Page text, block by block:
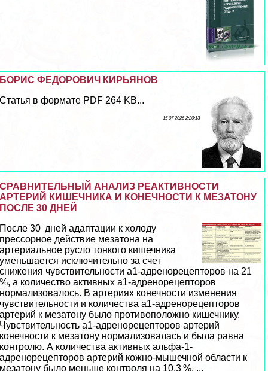
БОРИС ФЕДОРОВИЧ КИРЬЯНОВ
Статья в формате PDF 264 KB...
15 07 2026 2:20:13
СРАВНИТЕЛЬНЫЙ АНАЛИЗ РЕАКТИВНОСТИ
АРТЕРИЙ КИШЕЧНИКА И КОНЕЧНОСТИ К МЕЗАТОНУ
ПОСЛЕ 30 ДНЕЙ
После 30 дней адаптации к холоду
прессорное действие мезатона на
артериальное русло тонкого кишечника
уменьшается исключительно за счет
снижения чувствительности а1-адренорецепторов на 21
%, а количество активных а1-адренорецепторов
нормализовалось. В артериях конечности изменения
чувствительности и количества а1-адренорецепторов
артерий к мезатону было противоположно кишечнику.
Чувствительность а1-адренорецепторов артерий
конечности к мезатону нормализовалась и была равна
контролю. А количества активных альфа-1-
адренорецепторов артерий кожно-мышечной области к
мезатону было меньше контроля на 10,3 %. ...